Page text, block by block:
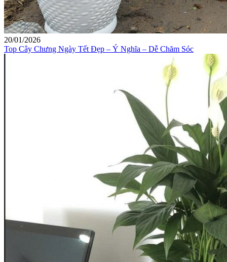
20/01/2026
Top Cây Chưng Ngày Tết Đẹp – Ý Nghĩa – Dễ Chăm Sóc